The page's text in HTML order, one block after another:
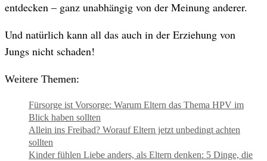
entdecken – ganz unabhängig von der Meinung anderer.
Und natürlich kann all das auch in der Erziehung von
Jungs nicht schaden!
Weitere Themen:
Fürsorge ist Vorsorge: Warum Eltern das Thema HPV im
Blick haben sollten
Allein ins Freibad? Worauf Eltern jetzt unbedingt achten
sollten
Kinder fühlen Liebe anders, als Eltern denken: 5 Dinge, die